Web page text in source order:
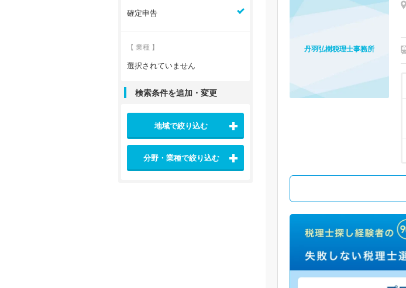
丹羽弘樹税理士事務所
確定申告
【 業種 】
選択されていません
検索条件を追加・変更
地域で絞り込む
分野・業種で絞り込む